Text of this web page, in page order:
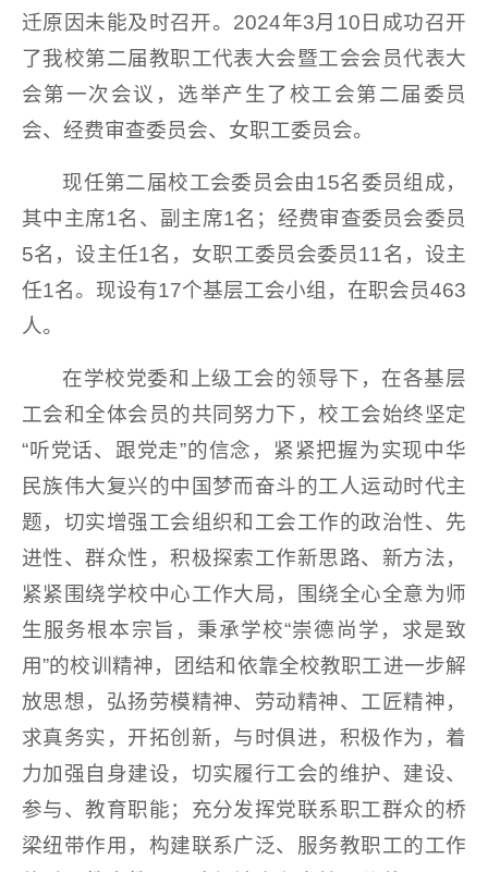
迁原因未能及时召开。2024年3月10日成功召开
了我校第二届教职工代表大会暨工会会员代表大
会第一次会议，选举产生了校工会第二届委员
会、经费审查委员会、女职工委员会。
现任第二届校工会委员会由15名委员组成，
其中主席1名、副主席1名；经费审查委员会委员
5名，设主任1名，女职工委员会委员11名，设主
任1名。现设有17个基层工会小组，在职会员463
人。
在学校党委和上级工会的领导下，在各基层
工会和全体会员的共同努力下，校工会始终坚定
“听党话、跟党走”的信念，紧紧把握为实现中华
民族伟大复兴的中国梦而奋斗的工人运动时代主
题，切实增强工会组织和工会工作的政治性、先
进性、群众性，积极探索工作新思路、新方法，
紧紧围绕学校中心工作大局，围绕全心全意为师
生服务根本宗旨，秉承学校“崇德尚学，求是致
用”的校训精神，团结和依靠全校教职工进一步解
放思想，弘扬劳模精神、劳动精神、工匠精神，
求真务实，开拓创新，与时俱进，积极作为，着
力加强自身建设，切实履行工会的维护、建设、
参与、教育职能；充分发挥党联系职工群众的桥
梁纽带作用，构建联系广泛、服务教职工的工作